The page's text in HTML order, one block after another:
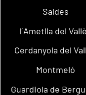
Saldes
l´Ametlla del
Cerdanyola del
Montmeló
Guardiola de